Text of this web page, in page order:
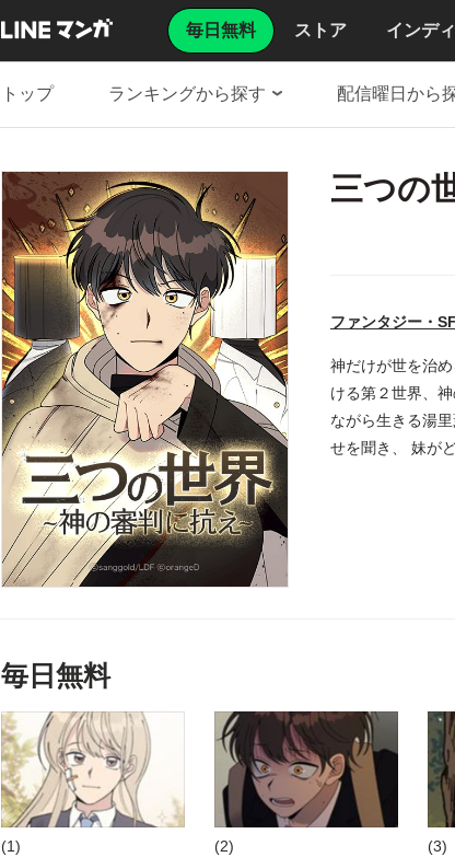
毎日無料 ストア インデ
トップ ランキングから探す 配信曜日から
三つの
ファンタジー・SF
神だけが世を治
ける第２世界、
ながら生きる湯
せを聞き、 妹が
毎日無料
(1) (2) (3)